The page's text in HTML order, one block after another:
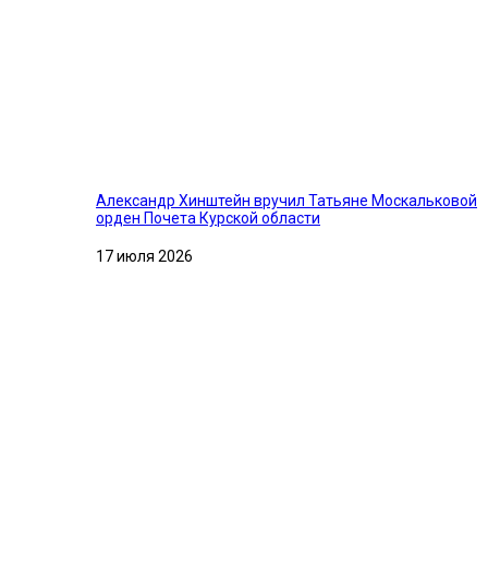
Александр Хинштейн вручил Татьяне Москальковой
орден Почета Курской области
17 июля 2026